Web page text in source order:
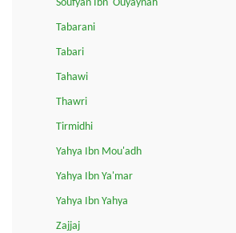
Soufyan Ibn 'Ouyaynah
Tabarani
Tabari
Tahawi
Thawri
Tirmidhi
Yahya Ibn Mou'adh
Yahya Ibn Ya'mar
Yahya Ibn Yahya
Zajjaj